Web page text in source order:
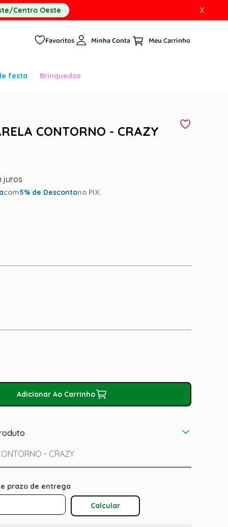
Centro Oeste X
Favoritos Minha Conta
festa Brinquedos
CONTORNO - CRAZY
com5% de Descontono PIX.
Adicionar Ao Carrinho
- CRAZY
Calcular O Frete